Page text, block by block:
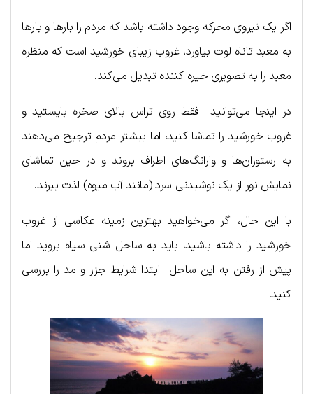
اگر یک نیروی محرکه وجود داشته باشد که مردم را بارها و بارها
به معبد تاناه لوت بیاورد، غروب زیبای خورشید است که منظره
معبد را به تصویری خیره کننده تبدیل می‌کند.
در اینجا می‌توانید فقط روی تراس بالای صخره بایستید و
غروب خورشید را تماشا کنید، اما بیشتر مردم ترجیح می‌دهند
به رستوران‌ها و وارانگ‌های اطراف بروند و در حین تماشای
نمایش نور از یک نوشیدنی سرد (مانند آب میوه) لذت ببرند.
با این حال، اگر می‌خواهید بهترین زمینه عکاسی از غروب
خورشید را داشته باشید، باید به ساحل شنی سیاه بروید اما
پیش از رفتن به این ساحل ابتدا شرایط جزر و مد را بررسی
کنید.